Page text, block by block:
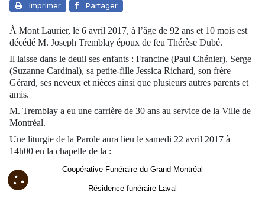
Imprimer Partager
À Mont Laurier, le 6 avril 2017, à l’âge de 92 ans et 10 mois est
décédé M. Joseph Tremblay époux de feu Thérèse Dubé.
Il laisse dans le deuil ses enfants : Francine (Paul Chénier), Serge
(Suzanne Cardinal), sa petite-fille Jessica Richard, son frère
Gérard, ses neveux et nièces ainsi que plusieurs autres parents et
amis.
M. Tremblay a eu une carrière de 30 ans au service de la Ville de
Montréal.
Une liturgie de la Parole aura lieu le samedi 22 avril 2017 à
14h00 en la chapelle de la :
Coopérative Funéraire du Grand Montréal
Résidence funéraire Laval